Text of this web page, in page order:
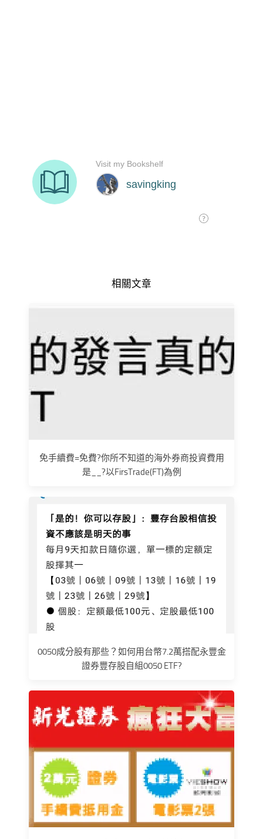
相關文章
免手續費=免費?你所不知道的海外券商投資費用
是__?以FirsTrade(FT)為例
0050成分股有那些？如何用台幣7.2萬搭配永豐金
證券豐存股自組0050 ETF?